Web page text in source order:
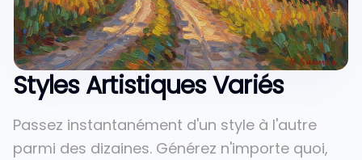
Styles Artistiques Variés
Passez instantanément d'un style à l'autre
parmi des dizaines. Générez n'importe quoi,